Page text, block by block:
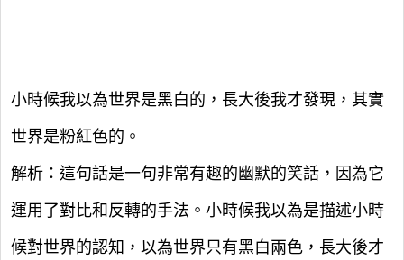
小時候我以為世界是黑白的，長大後我才發現，其實
世界是粉紅色的。
解析：這句話是一句非常有趣的幽默的笑話，因為它
運用了對比和反轉的手法。小時候我以為是描述小時
候對世界的認知，以為世界只有黑白兩色，長大後才